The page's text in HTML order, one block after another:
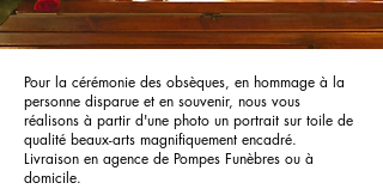
Pour la cérémonie des obsèques, en hommage à la
personne disparue et en souvenir, nous vous
réalisons à partir d'une photo un portrait sur toile de
qualité beaux-arts magnifiquement encadré.
Livraison en agence de Pompes Funèbres ou à
domicile.